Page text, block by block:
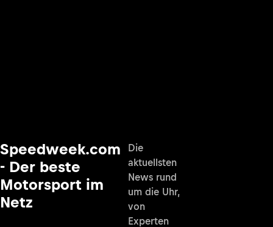
Speedweek.com
- Der beste
Motorsport im
Netz
Die
aktuellsten
News rund
um die Uhr,
von
Experten